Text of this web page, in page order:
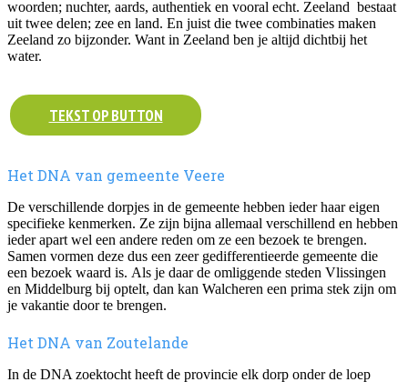
woorden; nuchter, aards, authentiek en vooral echt. Zeeland bestaat
uit twee delen; zee en land. En juist die twee combinaties maken
Zeeland zo bijzonder. Want in Zeeland ben je altijd dichtbij het
water.
TEKST OP BUTTON
Het DNA van gemeente Veere
De verschillende dorpjes in de gemeente hebben ieder haar eigen
specifieke kenmerken. Ze zijn bijna allemaal verschillend en hebben
ieder apart wel een andere reden om ze een bezoek te brengen.
Samen vormen deze dus een zeer gedifferentieerde gemeente die
een bezoek waard is. Als je daar de omliggende steden Vlissingen
en Middelburg bij optelt, dan kan Walcheren een prima stek zijn om
je vakantie door te brengen.
Het DNA van Zoutelande
In de DNA zoektocht heeft de provincie elk dorp onder de loep